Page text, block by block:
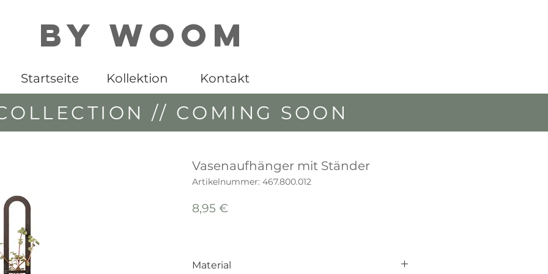
By WOOM
Startseite Kollektion Kontakt
Vasenaufhänger mit Ständer
Artikelnummer: 467.800.012
8,95 €
Material
// COMING SOON